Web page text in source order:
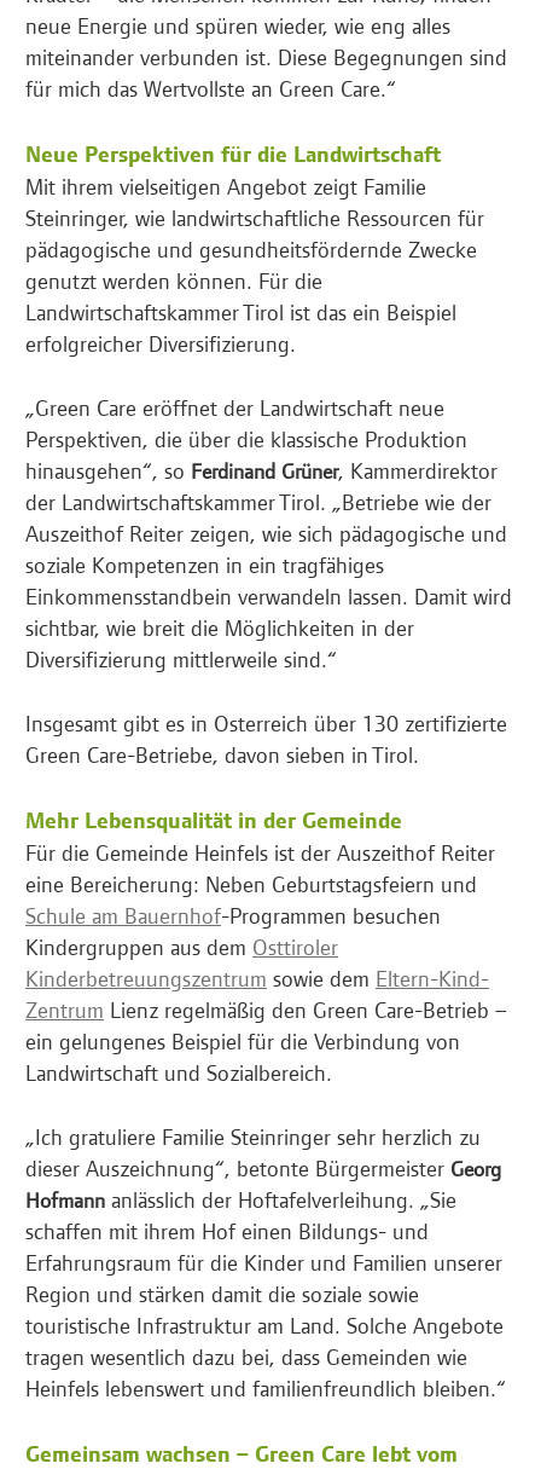
neue Energie und spüren wieder, wie eng alles
miteinander verbunden ist. Diese Begegnungen sind
für mich das Wertvollste an Green Care.“
Neue Perspektiven für die Landwirtschaft
Mit ihrem vielseitigen Angebot zeigt Familie
Steinringer, wie landwirtschaftliche Ressourcen für
pädagogische und gesundheitsfördernde Zwecke
genutzt werden können. Für die
Landwirtschaftskammer Tirol ist das ein Beispiel
erfolgreicher Diversifizierung.
„Green Care eröffnet der Landwirtschaft neue
Perspektiven, die über die klassische Produktion
hinausgehen“, so Ferdinand Grüner, Kammerdirektor
der Landwirtschaftskammer Tirol. „Betriebe wie der
Auszeithof Reiter zeigen, wie sich pädagogische und
soziale Kompetenzen in ein tragfähiges
Einkommensstandbein verwandeln lassen. Damit wird
sichtbar, wie breit die Möglichkeiten in der
Diversifizierung mittlerweile sind.“
Insgesamt gibt es in Österreich über 130 zertifizierte
Green Care-Betriebe, davon sieben in Tirol.
Mehr Lebensqualität in der Gemeinde
Für die Gemeinde Heinfels ist der Auszeithof Reiter
eine Bereicherung: Neben Geburtstagsfeiern und
Schule am Bauernhof-Programmen besuchen
Kindergruppen aus dem Osttiroler
Kinderbetreuungszentrum sowie dem Eltern-Kind-
Zentrum Lienz regelmäßig den Green Care-Betrieb –
ein gelungenes Beispiel für die Verbindung von
Landwirtschaft und Sozialbereich.
„Ich gratuliere Familie Steinringer sehr herzlich zu
dieser Auszeichnung“, betonte Bürgermeister Georg
Hofmann anlässlich der Hoftafelverleihung. „Sie
schaffen mit ihrem Hof einen Bildungs- und
Erfahrungsraum für die Kinder und Familien unserer
Region und stärken damit die soziale sowie
touristische Infrastruktur am Land. Solche Angebote
tragen wesentlich dazu bei, dass Gemeinden wie
Heinfels lebenswert und familienfreundlich bleiben.“
Gemeinsam wachsen – Green Care lebt vom